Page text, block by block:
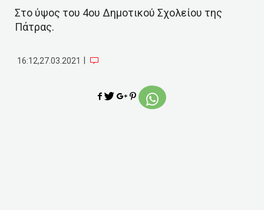
Στο ύψος του 4ου Δημοτικού Σχολείου της
Πάτρας.
16:12,27.03.2021